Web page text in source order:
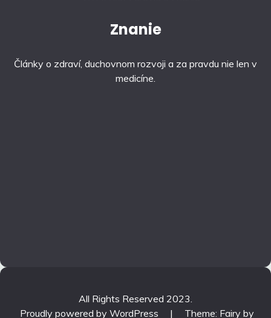
Znanie
Články o zdraví, duchovnom rozvoji a za pravdu nie len v
medicíne.
All Rights Reserved 2023.
Proudly powered by WordPress
| Theme: Fairy by